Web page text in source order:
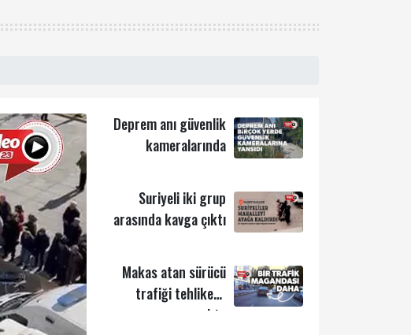
Deprem anı güvenlik
kameralarında
Suriyeli iki grup
arasında kavga çıktı
Makas atan sürücü
trafiği tehlikeye
soktu